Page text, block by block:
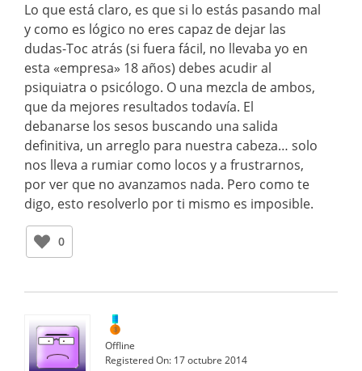
Lo que está claro, es que si lo estás pasando mal
y como es lógico no eres capaz de dejar las
dudas-Toc atrás (si fuera fácil, no llevaba yo en
esta «empresa» 18 años) debes acudir al
psiquiatra o psicólogo. O una mezcla de ambos,
que da mejores resultados todavía. El
debanarse los sesos buscando una salida
definitiva, un arreglo para nuestra cabeza… solo
nos lleva a rumiar como locos y a frustrarnos,
por ver que no avanzamos nada. Pero como te
digo, esto resolverlo por ti mismo es imposible.
0
Offline
Registered On: 17 octubre 2014